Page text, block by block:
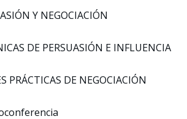
Y NEGOCIACIÓN
DE PERSUASIÓN E INFLUENCIA
PRÁCTICAS DE NEGOCIACIÓN